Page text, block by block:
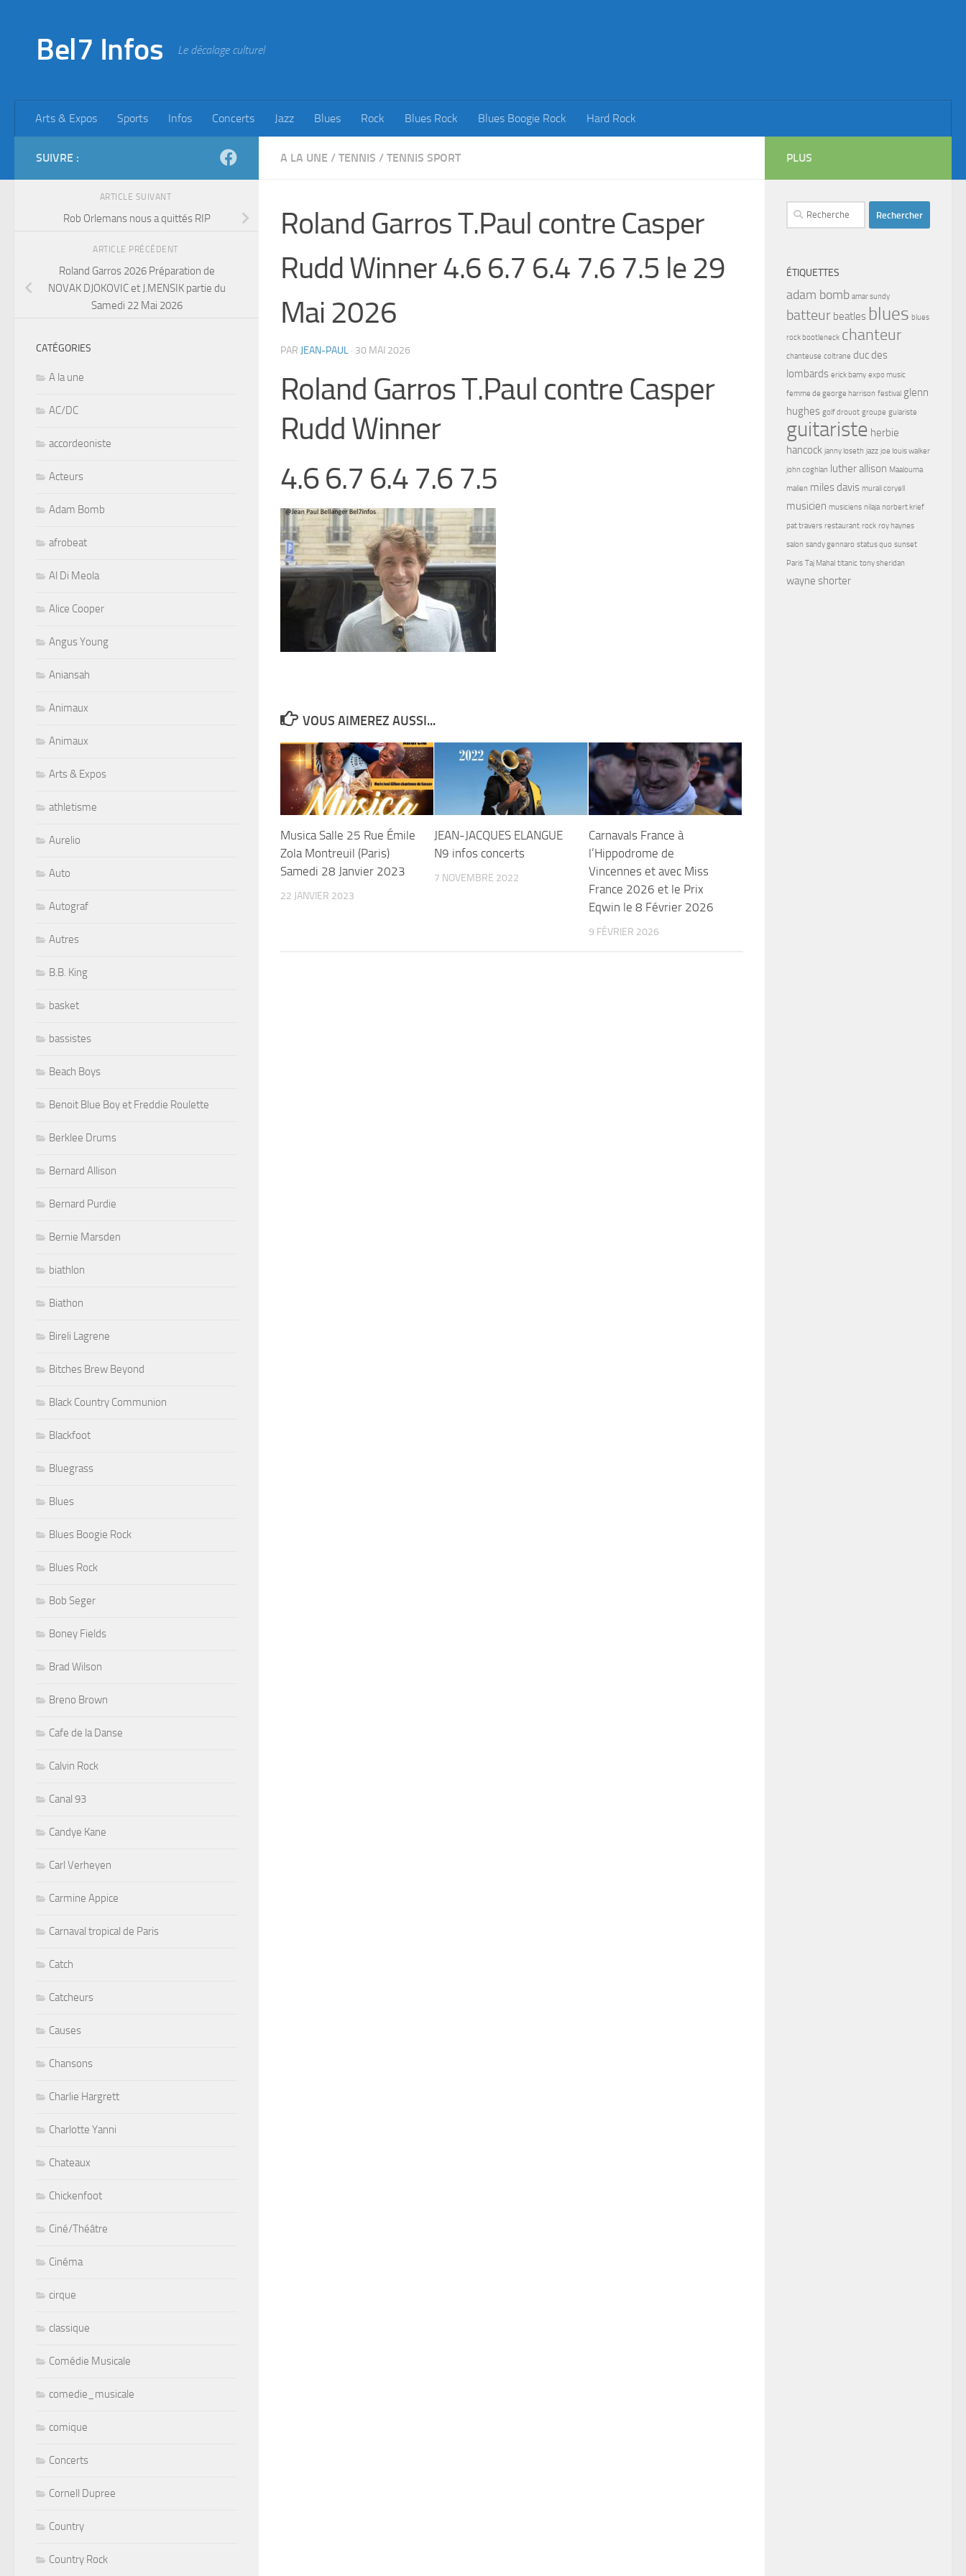
Bel7 Infos Le décalage culturel
Arts & Expos Sports Infos Concerts Jazz Blues Rock Blues Rock Blues Boogie Rock Hard Rock
A LA UNE / TENNIS / TENNIS SPORT
Roland Garros T.Paul contre Casper
Rudd Winner 4.6 6.7 6.4 7.6 7.5 le 29
Mai 2026
PAR JEAN-PAUL · 30 MAI 2026
Roland Garros T.Paul contre Casper
Rudd Winner
4.6 6.7 6.4 7.6 7.5
VOUS AIMEREZ AUSSI...
Musica Salle 25 Rue Émile
Zola Montreuil (Paris)
Samedi 28 Janvier 2023
22 JANVIER 2023
JEAN-JACQUES ELANGUE
N9 infos concerts
7 NOVEMBRE 2022
Carnavals France à
l’Hippodrome de
Vincennes et avec Miss
France 2026 et le Prix
Eqwin le 8 Février 2026
9 FÉVRIER 2026
SUIVRE :
ARTICLE SUIVANT
Rob Orlemans nous a quittés RIP
ARTICLE PRÉCÉDENT
Roland Garros 2026 Préparation de
NOVAK DJOKOVIC et J.MENSIK partie du
Samedi 22 Mai 2026
CATÉGORIES
A la une
AC/DC
accordeoniste
Acteurs
Adam Bomb
afrobeat
Al Di Meola
Alice Cooper
Angus Young
Aniansah
Animaux
Animaux
Arts & Expos
athletisme
Aurelio
Auto
Autograf
Autres
B.B. King
basket
bassistes
Beach Boys
Benoit Blue Boy et Freddie Roulette
Berklee Drums
Bernard Allison
Bernard Purdie
Bernie Marsden
biathlon
Biathon
Bireli Lagrene
Bitches Brew Beyond
Black Country Communion
Blackfoot
Bluegrass
Blues
Blues Boogie Rock
Blues Rock
Bob Seger
Boney Fields
Brad Wilson
Breno Brown
Cafe de la Danse
Calvin Rock
Canal 93
Candye Kane
Carl Verheyen
Carmine Appice
Carnaval tropical de Paris
Catch
Catcheurs
Causes
Chansons
Charlie Hargrett
Charlotte Yanni
Chateaux
Chickenfoot
Ciné/Théâtre
Cinéma
cirque
classique
Comédie Musicale
comedie_musicale
comique
Concerts
Cornell Dupree
Country
Country Rock
PLUS
Rechercher :
ÉTIQUETTES
adam bomb amar sundy
batteur beatles blues blues
rock bootleneck chanteur
chanteuse coltrane duc des
lombards erick bamy expo music
femme de george harrison festival glenn
hughes golf drouot groupe guiariste
guitariste herbie
hancock janny loseth jazz joe louis walker
john coghlan luther allison Maalouma
malien miles davis murali coryell
musicien musiciens nilaja norbert krief
pat travers restaurant rock roy haynes
salon sandy gennaro status quo sunset
Paris Taj Mahal titanic tony sheridan
wayne shorter